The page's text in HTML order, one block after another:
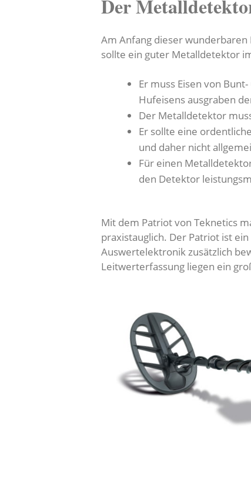
Der
Am Anfang dieser
sollte ein guter Metalldetektor
Er muss Eisen von
Hufeisens ausgraben
Der Metalldetektor
Er sollte eine
und daher nicht
Für einen
den Detektor
Mit dem Patriot von Teknetics
praxistauglich. Der Patriot ist
Auswertelektronik zusätzlich
Leitwerterfassung liegen ein